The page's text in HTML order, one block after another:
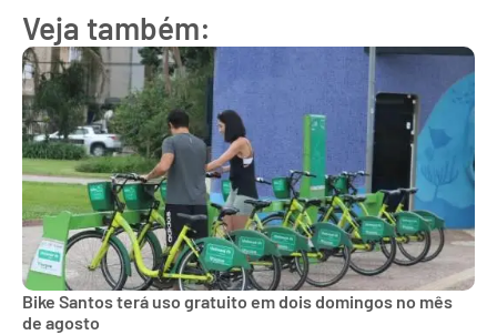
Veja também:
Bike Santos terá uso gratuito em dois domingos no mês
de agosto